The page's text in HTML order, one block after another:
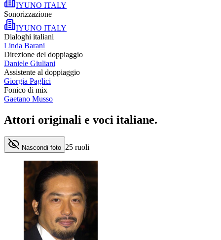
IYUNO ITALY
Sonorizzazione
IYUNO ITALY
Dialoghi italiani
Linda Barani
Direzione del doppiaggio
Daniele Giuliani
Assistente al doppiaggio
Giorgia Paglici
Fonico di mix
Gaetano Musso
Attori originali e voci italiane.
Nascondi foto 25 ruoli